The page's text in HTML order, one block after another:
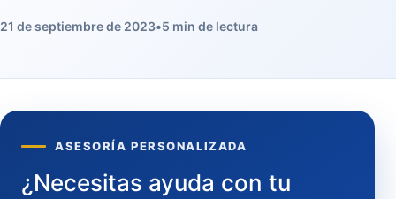
21 de septiembre de 2023•5 min de lectura
ASESORÍA PERSONALIZADA
¿Necesitas ayuda con tu